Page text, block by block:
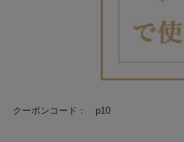
クーポンコード： p10